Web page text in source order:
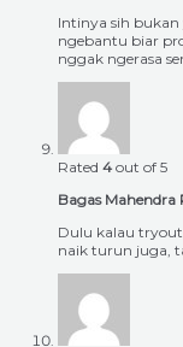
Intinya sih
ngebantu biar
nggak ngerasa
Rated 4 out of 5
Bagas Mahendra
Dulu kalau
naik turun juga,